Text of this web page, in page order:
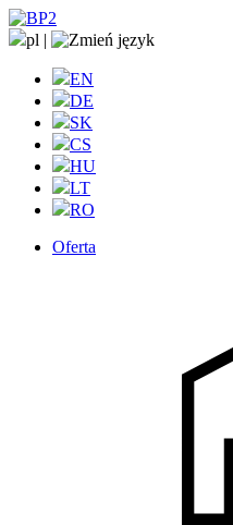
pl |
EN
DE
SK
CS
HU
LT
RO
Oferta